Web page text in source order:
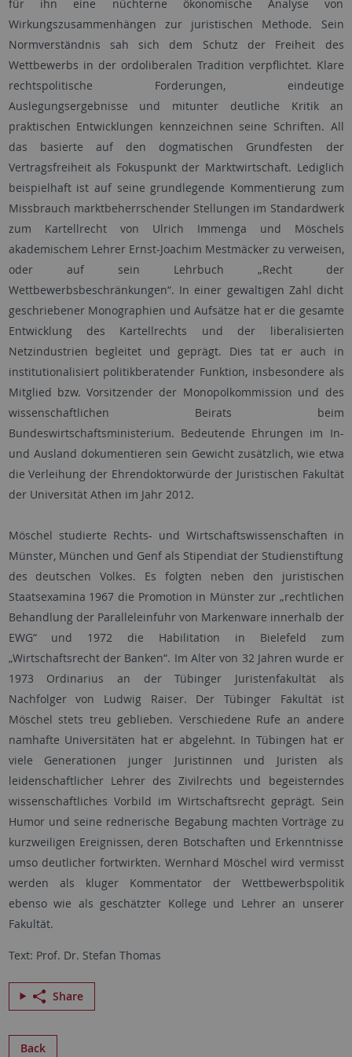
für ihn eine nüchterne ökonomische Analyse von
Wirkungszusammenhängen zur juristischen Methode. Sein
Normverständnis sah sich dem Schutz der Freiheit des
Wettbewerbs in der ordoliberalen Tradition verpflichtet. Klare
rechtspolitische Forderungen, eindeutige
Auslegungsergebnisse und mitunter deutliche Kritik an
praktischen Entwicklungen kennzeichnen seine Schriften. All
das basierte auf den dogmatischen Grundfesten der
Vertragsfreiheit als Fokuspunkt der Marktwirtschaft. Lediglich
beispielhaft ist auf seine grundlegende Kommentierung zum
Missbrauch marktbeherrschender Stellungen im Standardwerk
zum Kartellrecht von Ulrich Immenga und Möschels
akademischem Lehrer Ernst-Joachim Mestmäcker zu verweisen,
oder auf sein Lehrbuch „Recht der
Wettbewerbsbeschränkungen“. In einer gewaltigen Zahl dicht
geschriebener Monographien und Aufsätze hat er die gesamte
Entwicklung des Kartellrechts und der liberalisierten
Netzindustrien begleitet und geprägt. Dies tat er auch in
institutionalisiert politikberatender Funktion, insbesondere als
Mitglied bzw. Vorsitzender der Monopolkommission und des
wissenschaftlichen Beirats beim
Bundeswirtschaftsministerium. Bedeutende Ehrungen im In-
und Ausland dokumentieren sein Gewicht zusätzlich, wie etwa
die Verleihung der Ehrendoktorwürde der Juristischen Fakultät
der Universität Athen im Jahr 2012.
Möschel studierte Rechts- und Wirtschaftswissenschaften in
Münster, München und Genf als Stipendiat der Studienstiftung
des deutschen Volkes. Es folgten neben den juristischen
Staatsexamina 1967 die Promotion in Münster zur „rechtlichen
Behandlung der Paralleleinfuhr von Markenware innerhalb der
EWG“ und 1972 die Habilitation in Bielefeld zum
„Wirtschaftsrecht der Banken“. Im Alter von 32 Jahren wurde er
1973 Ordinarius an der Tübinger Juristenfakultät als
Nachfolger von Ludwig Raiser. Der Tübinger Fakultät ist
Möschel stets treu geblieben. Verschiedene Rufe an andere
namhafte Universitäten hat er abgelehnt. In Tübingen hat er
viele Generationen junger Juristinnen und Juristen als
leidenschaftlicher Lehrer des Zivilrechts und begeisterndes
wissenschaftliches Vorbild im Wirtschaftsrecht geprägt. Sein
Humor und seine rednerische Begabung machten Vorträge zu
kurzweiligen Ereignissen, deren Botschaften und Erkenntnisse
umso deutlicher fortwirkten. Wernhard Möschel wird vermisst
werden als kluger Kommentator der Wettbewerbspolitik
ebenso wie als geschätzter Kollege und Lehrer an unserer
Fakultät.
Text: Prof. Dr. Stefan Thomas
Share
Back